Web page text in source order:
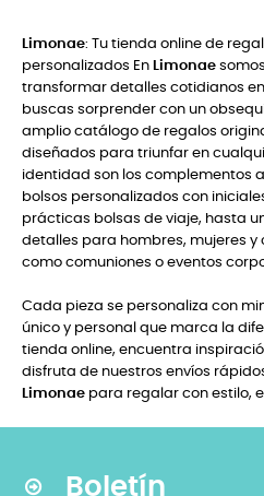
Limonae: Tu tienda online de
personalizados En Limonae
transformar detalles cotidianos
buscas sorprender con un
amplio catálogo de regalos
diseñados para triunfar en
identidad son los complementos
bolsos personalizados con
prácticas bolsas de viaje, hasta
detalles para hombres, mujeres y
como comuniones o eventos
Cada pieza se personaliza con
único y personal que marca la
tienda online, encuentra
disfruta de nuestros envíos
Limonae para regalar con estilo,
Boletín